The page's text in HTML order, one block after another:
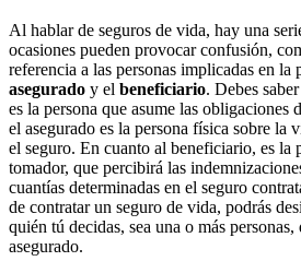
Al hablar de seguros de vida, hay una
ocasiones pueden provocar confusión,
referencia a las personas implicadas en la
asegurado y el beneficiario. Debes
es la persona que asume las obligaciones
el asegurado es la persona física sobre la
el seguro. En cuanto al beneficiario, es la
tomador, que percibirá las
cuantías determinadas en el seguro
de contratar un seguro de vida, podrás
quién tú decidas, sea una o más
asegurado.